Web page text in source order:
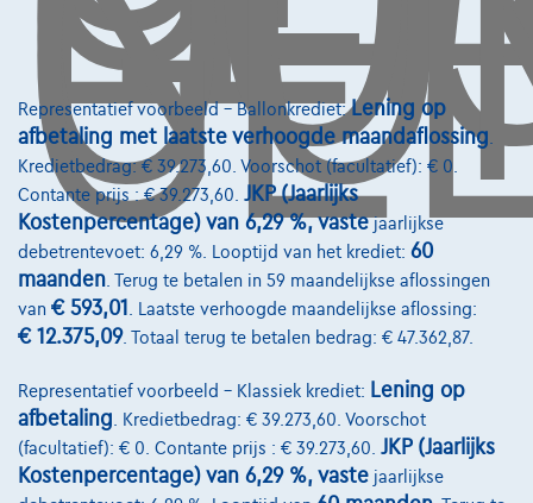
Representatief voorbeeld – Ballonkrediet:Lening op
afbetaling met laatste verhoogde maandaflossing
Kredietbedrag: € 39.273,60. Voorschot (facultatief): € 0.
Contante prijs : € 39.273,60. JKP (Jaarlijks
Kostenpercentage) van 6,29 %, vastejaarlijkse
debetrentevoet: 6,29 %. Looptijd van het krediet: 60
maanden . Terug te betalen in 59 maandelijkse aflossingen
van € 593,01 . Laatste verhoogde maandelijkse aflossing:
€ 12.375,09. Totaal terug te betalen bedrag: € 47.362,87.
Representatief voorbeeld – Klassiek krediet: Lening op
afbetaling . Kredietbedrag: € 39.273,60. Voorschot
(facultatief): € 0. Contante prijs : € 39.273,60. JKP (Jaarlijks
Kostenpercentage) van 6,29 %, vaste jaarlijkse
Contact
info@touringcarselect.be
Koning Albert II-laan 4, B12
1000 Brussel
Pechverhelping verzekering
Financiering
Autoverzekering